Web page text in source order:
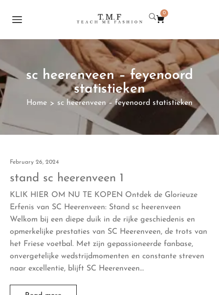
0
sc heerenveen – feyenoord
statistieken
Home > sc heerenveen – feyenoord statistieken
February 26, 2024
stand sc heerenveen 1
KLIK HIER OM NU TE KOPEN Ontdek de Glorieuze
Erfenis van SC Heerenveen: Stand sc heerenveen
Welkom bij een diepe duik in de rijke geschiedenis en
opmerkelijke prestaties van SC Heerenveen, de trots van
het Friese voetbal. Met zijn gepassioneerde fanbase,
onvergetelijke wedstrijdmomenten en constante streven
naar excellentie, blijft SC Heerenveen…